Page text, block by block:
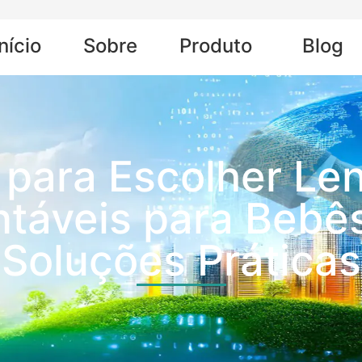
Sobre Produto Blog
Escolher
​​para
Soluções Práticas